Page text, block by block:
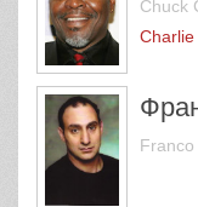
Chuck